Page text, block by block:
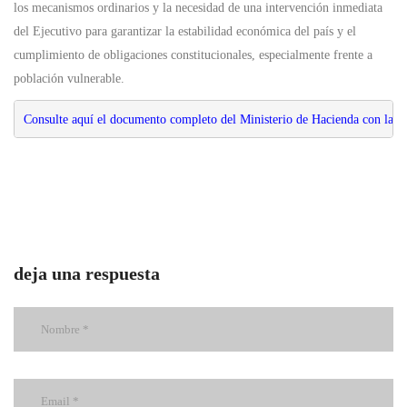
los mecanismos ordinarios y la necesidad de una intervención inmediata
del Ejecutivo para garantizar la estabilidad económica del país y el
cumplimiento de obligaciones constitucionales, especialmente frente a
población vulnerable.
Consulte aquí el documento completo del Ministerio de Hacienda con las
deja una respuesta